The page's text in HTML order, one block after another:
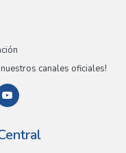
canales oficiales!